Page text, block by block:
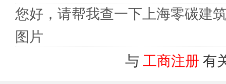
您好，请帮我查一下上海零碳建
图片
与 工商注册 有